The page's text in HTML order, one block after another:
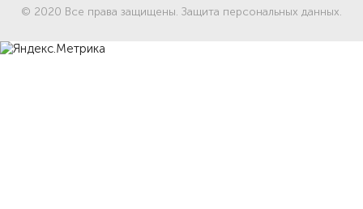
© 2020 Все права защищены. Защита персональных данных.